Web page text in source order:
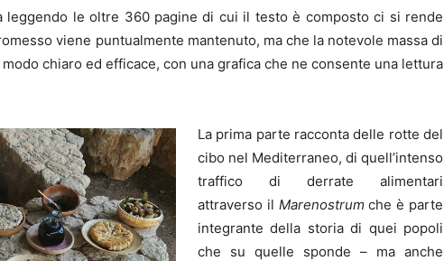
leggendo le oltre 360 pagine di cui il testo è composto ci si rende
viene puntualmente mantenuto, ma che la notevole massa di
chiaro ed efficace, con una grafica che ne consente una lettura
La prima parte racconta delle rotte del
cibo nel Mediterraneo, di quell’intenso
traffico di derrate alimentari
attraverso il Marenostrumche è parte
integrante della storia di quei popoli
che su quelle sponde – ma anche